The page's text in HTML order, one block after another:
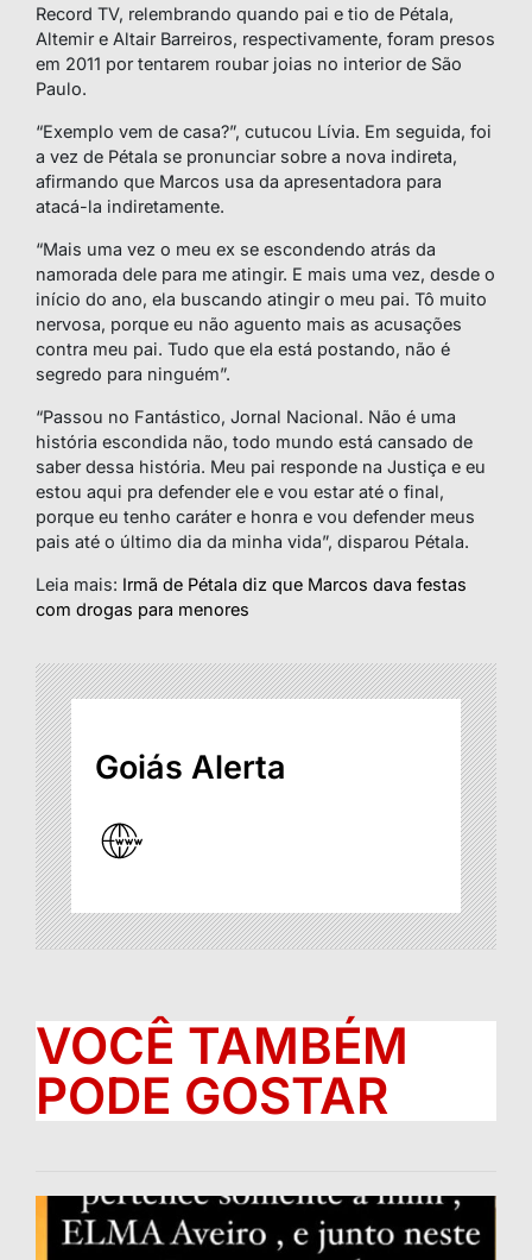
Record TV, relembrando quando pai e tio de Pétala,
Altemir e Altair Barreiros, respectivamente, foram presos
em 2011 por tentarem roubar joias no interior de São
Paulo.
“Exemplo vem de casa?”, cutucou Lívia. Em seguida, foi
a vez de Pétala se pronunciar sobre a nova indireta,
afirmando que Marcos usa da apresentadora para
atacá-la indiretamente.
“Mais uma vez o meu ex se escondendo atrás da
namorada dele para me atingir. E mais uma vez, desde o
início do ano, ela buscando atingir o meu pai. Tô muito
nervosa, porque eu não aguento mais as acusações
contra meu pai. Tudo que ela está postando, não é
segredo para ninguém”.
“Passou no Fantástico, Jornal Nacional. Não é uma
história escondida não, todo mundo está cansado de
saber dessa história. Meu pai responde na Justiça e eu
estou aqui pra defender ele e vou estar até o final,
porque eu tenho caráter e honra e vou defender meus
pais até o último dia da minha vida”, disparou Pétala.
Leia mais: Irmã de Pétala diz que Marcos dava festas
com drogas para menores
Goiás Alerta
VOCÊ TAMBÉM
PODE GOSTAR